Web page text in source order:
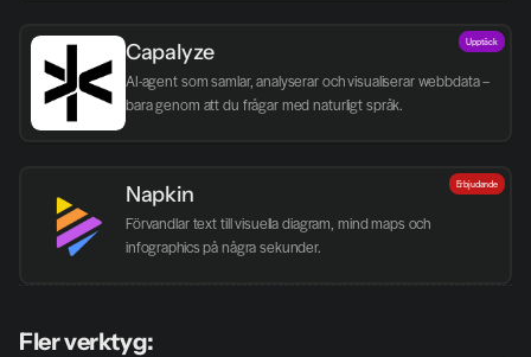
Capalyze
AI-agent som samlar, analyserar och visualiserar webbdata –
bara genom att du frågar med naturligt språk.
Upptäck
Napkin
Förvandlar text till visuella diagram, mind maps och
infographics på några sekunder.
Erbjudande
Fler verktyg: